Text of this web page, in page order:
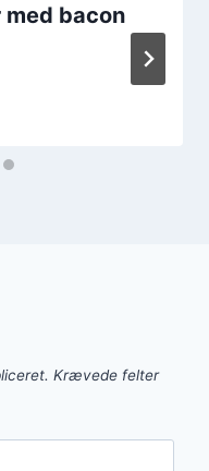
bacon
Krævede felter